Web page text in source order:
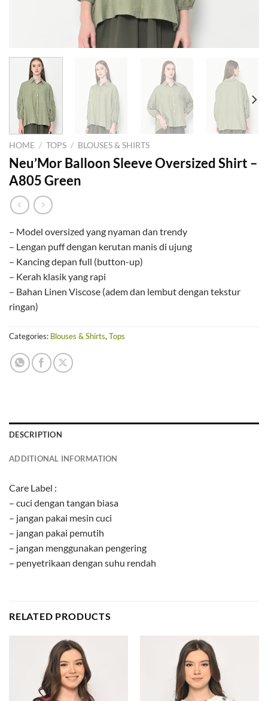
HOME / TOPS / BLOUSES & SHIRTS
Neu’Mor Balloon Sleeve Oversized Shirt –
A805 Green
– Model oversized yang nyaman dan trendy
– Lengan puff dengan kerutan manis di ujung
– Kancing depan full (button-up)
– Kerah klasik yang rapi
– Bahan Linen Viscose (adem dan lembut dengan tekstur
ringan)
Categories: Blouses & Shirts,Tops
DESCRIPTION
ADDITIONAL INFORMATION
Care Label :
– cuci dengan tangan biasa
– jangan pakai mesin cuci
– jangan pakai pemutih
– jangan menggunakan pengering
– penyetrikaan dengan suhu rendah
RELATED PRODUCTS